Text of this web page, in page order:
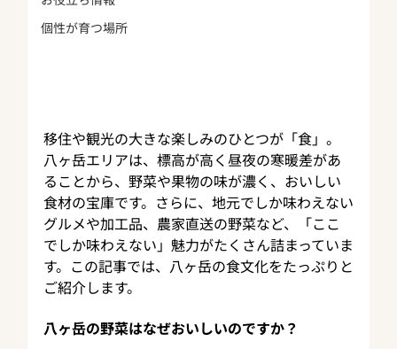
個性が育つ場所
移住や観光の大きな楽しみのひとつが「食」。
八ヶ岳エリアは、標高が高く昼夜の寒暖差があ
ることから、野菜や果物の味が濃く、おいしい
食材の宝庫です。さらに、地元でしか味わえない
グルメや加工品、農家直送の野菜など、「ここ
でしか味わえない」魅力がたくさん詰まっていま
す。この記事では、八ヶ岳の食文化をたっぷりと
ご紹介します。
八ヶ岳の野菜はなぜおいしいのですか？